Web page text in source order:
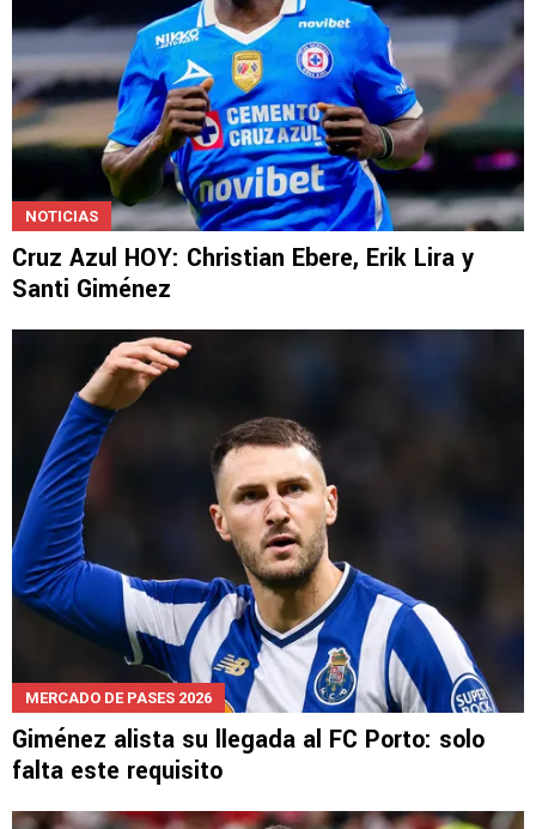
Cruz Azul HOY: Christian Ebere, Erik Lira y
Santi Giménez